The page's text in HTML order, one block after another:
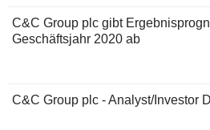
C&C Group plc gibt
Geschäftsjahr 2020 ab
C&C Group plc - Analyst/Investor